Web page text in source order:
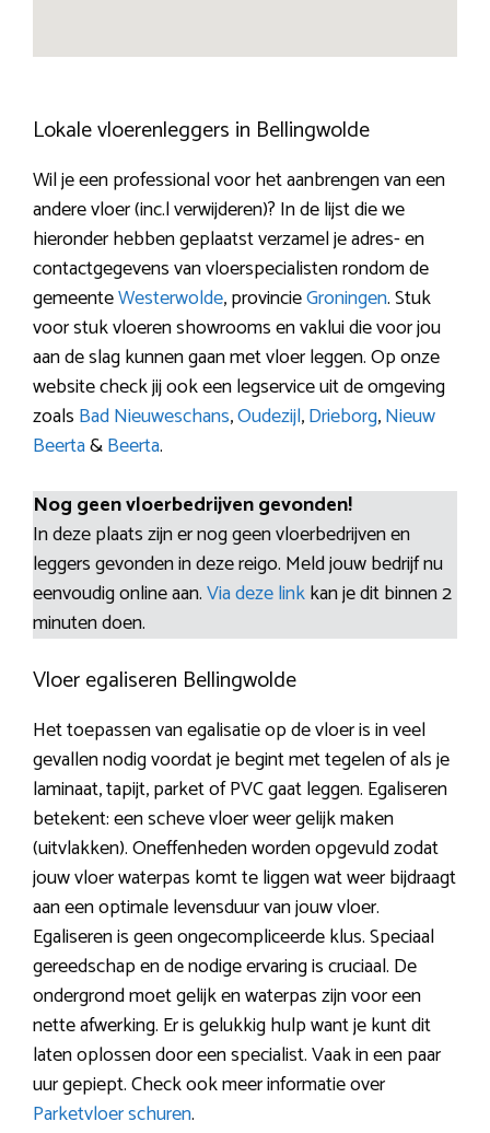
Lokale vloerenleggers in Bellingwolde
Wil je een professional voor het aanbrengen van een
andere vloer (inc.l verwijderen)? In de lijst die we
hieronder hebben geplaatst verzamel je adres- en
contactgegevens van vloerspecialisten rondom de
gemeenteWesterwolde, provincieGroningen. Stuk
voor stuk vloeren showrooms en vaklui die voor jou
aan de slag kunnen gaan met vloer leggen. Op onze
website check jij ook een legservice uit de omgeving
zoals Bad Nieuweschans,Oudezijl,Drieborg,Nieuw
Beerta&Beerta.
Nog geen vloerbedrijven gevonden!
In deze plaats zijn er nog geen vloerbedrijven en
leggers gevonden in deze reigo. Meld jouw bedrijf nu
eenvoudig online aan.Via deze linkkan je dit binnen 2
minuten doen.
Vloer egaliseren Bellingwolde
Het toepassen van egalisatie op de vloer is in veel
gevallen nodig voordat je begint met tegelen of als je
laminaat, tapijt, parket of PVC gaat leggen. Egaliseren
betekent: een scheve vloer weer gelijk maken
(uitvlakken). Oneffenheden worden opgevuld zodat
jouw vloer waterpas komt te liggen wat weer bijdraagt
aan een optimale levensduur van jouw vloer.
Egaliseren is geen ongecompliceerde klus. Speciaal
gereedschap en de nodige ervaring is cruciaal. De
ondergrond moet gelijk en waterpas zijn voor een
nette afwerking. Er is gelukkig hulp want je kunt dit
laten oplossen door een specialist. Vaak in een paar
uur gepiept. Check ook meer informatie over
Parketvloer schuren.